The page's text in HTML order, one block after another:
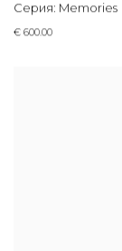
Серия: Memories
€ 600.00